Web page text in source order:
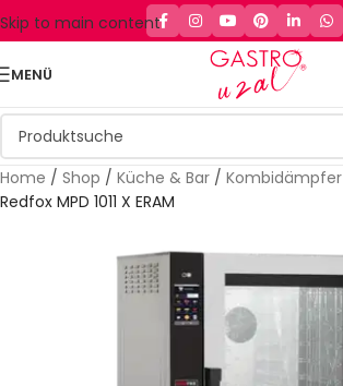
Skip to main content
MENÜ
Home / Shop / Küche & Bar / Kombidämpfer
Redfox MPD 1011 X ERAM